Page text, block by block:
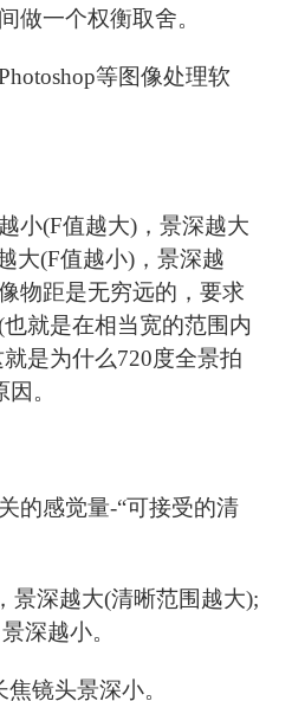
做一个权衡取舍。
等图像处理软
小(F值越大)，景深越大
大(F值越小)，景深越
物距是无穷远的，要求
就是在相当宽的范围内
是为什么720度全景拍
。
的感觉量-“可接受的清
景深越大(清晰范围越大);
深越小。
镜头景深小。